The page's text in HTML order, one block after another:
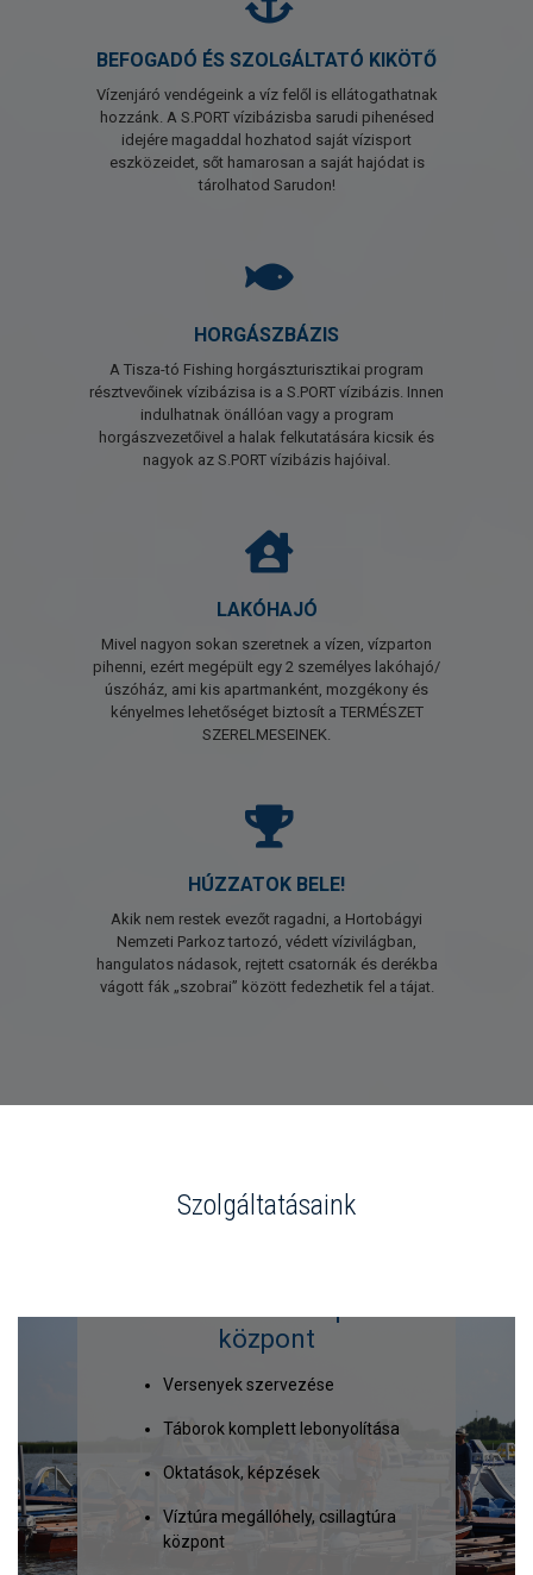
BEFOGADÓ ÉS SZOLGÁLTATÓ KIKÖTŐ
Vízenjáró vendégeink a víz felől is ellátogathatnak
hozzánk. A S.PORT vízibázisba sarudi pihenésed
idejére magaddal hozhatod saját vízisport
eszközeidet, sőt hamarosan a saját hajódat is
tárolhatod Sarudon!
HORGÁSZBÁZIS
A Tisza-tó Fishing horgászturisztikai program
résztvevőinek vízibázisa is a S.PORT vízibázis. Innen
indulhatnak önállóan vagy a program
horgászvezetőivel a halak felkutatására kicsik és
nagyok az S.PORT vízibázis hajóival.
LAKÓHAJÓ
Mivel nagyon sokan szeretnek a vízen, vízparton
pihenni, ezért megépült egy 2 személyes lakóhajó/
úszóház, ami kis apartmanként, mozgékony és
kényelmes lehetőséget biztosít a TERMÉSZET
SZERELMESEINEK.
HÚZZATOK BELE!
Akik nem restek evezőt ragadni, a Hortobágyi
Nemzeti Parkoz tartozó, védett vízivilágban,
hangulatos nádasok, rejtett csatornák és derékba
vágott fák „szobrai” között fedezhetik fel a tájat.
Szolgáltatásaink
központ
Versenyek szervezése
Táborok komplett lebonyolítása
Oktatások, képzések
Víztúra megállóhely, csillagtúra
központ